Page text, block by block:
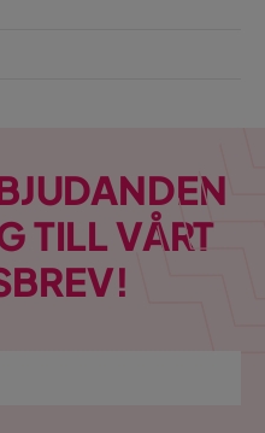
TILL VÅRT